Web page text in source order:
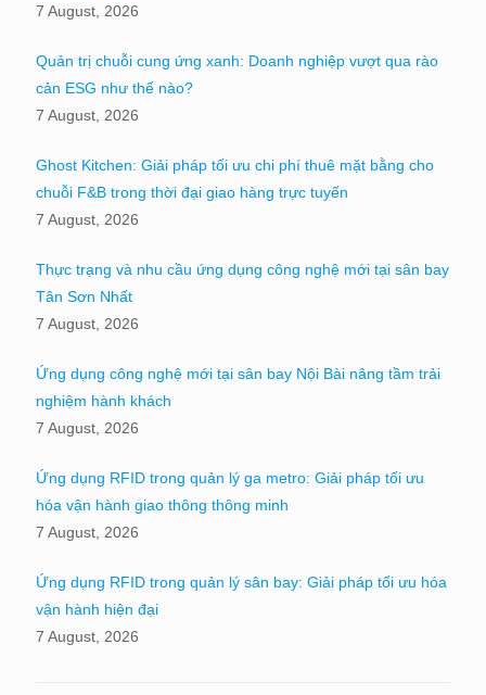
7 August, 2026
Quản trị chuỗi cung ứng xanh: Doanh nghiệp vượt qua rào
cản ESG như thế nào?
7 August, 2026
Ghost Kitchen: Giải pháp tối ưu chi phí thuê mặt bằng cho
chuỗi F&B trong thời đại giao hàng trực tuyến
7 August, 2026
Thực trạng và nhu cầu ứng dụng công nghệ mới tại sân bay
Tân Sơn Nhất
7 August, 2026
Ứng dụng công nghệ mới tại sân bay Nội Bài nâng tầm trải
nghiệm hành khách
7 August, 2026
Ứng dụng RFID trong quản lý ga metro: Giải pháp tối ưu
hóa vận hành giao thông thông minh
7 August, 2026
Ứng dụng RFID trong quản lý sân bay: Giải pháp tối ưu hóa
vận hành hiện đại
7 August, 2026